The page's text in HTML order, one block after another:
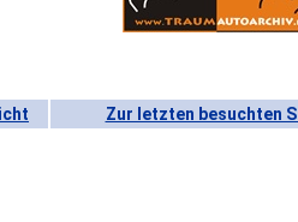
Zur letzten besuchten